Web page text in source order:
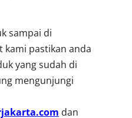
sampai di
kami pastikan anda
yang sudah di
mengunjungi
dan